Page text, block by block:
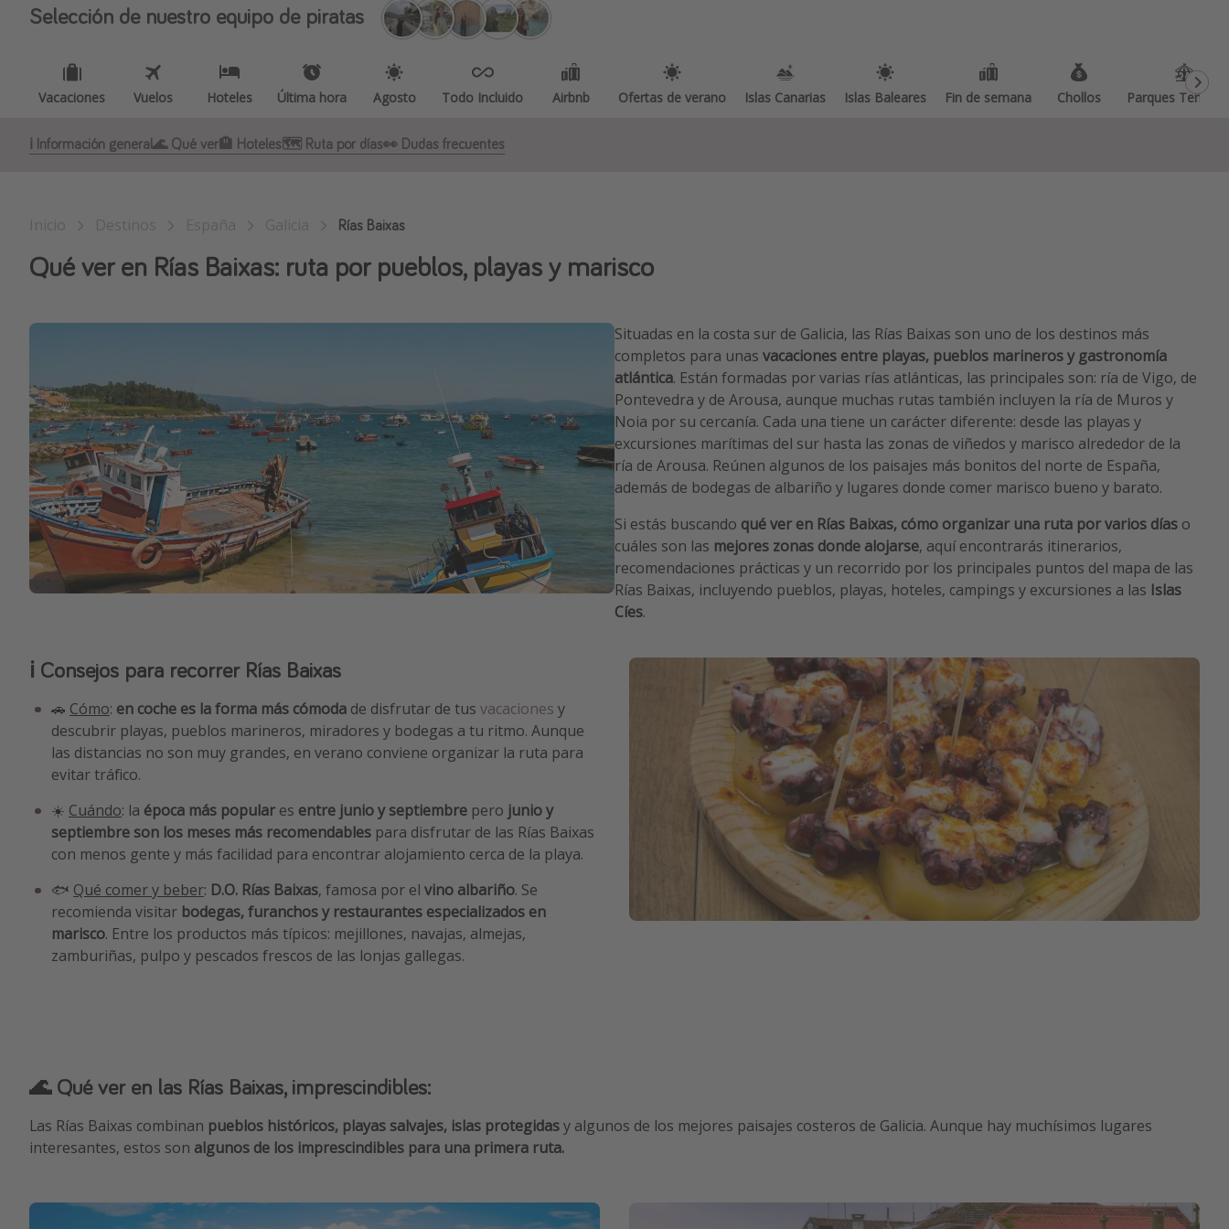
Selección de nuestro equipo de piratas
Vacaciones Vuelos Hoteles Última hora Agosto Todo Incluido Airbnb Ofertas de verano Islas Canarias Islas Baleares Fin de semana Chollos Parques
ℹ️ Información general🌊 Qué ver🏨 Hoteles🗺️ Ruta por días👀 Dudas frecuentes
Rías Baixas
Qué ver en Rías Baixas: ruta por pueblos, playas y marisco
Situadas en la costa sur de Galicia, las Rías Baixas son uno de los destinos más
completos para unas vacaciones entre playas, pueblos marineros y gastronomía
atlántica. Están formadas por varias rías atlánticas, las principales son: ría de Vigo, de
Pontevedra y de Arousa, aunque muchas rutas también incluyen la ría de Muros y
Noia por su cercanía. Cada una tiene un carácter diferente: desde las playas y
excursiones marítimas del sur hasta las zonas de viñedos y marisco alrededor de la
ría de Arousa. Reúnen algunos de los paisajes más bonitos del norte de España,
además de bodegas de albariño y lugares donde comer marisco bueno y barato.
Si estás buscando qué ver en Rías Baixas, cómo organizar una ruta por varios días o
cuáles son las mejores zonas donde alojarse, aquí encontrarás itinerarios,
recomendaciones prácticas y un recorrido por los principales puntos del mapa de las
Rías Baixas, incluyendo pueblos, playas, hoteles, campings y excursiones a las Islas
Cíes.
ℹ️ Consejos para recorrer Rías Baixas
🚗 Cómo: en coche es la forma más cómoda de disfrutar de tus vacaciones y
descubrir playas, pueblos marineros, miradores y bodegas a tu ritmo. Aunque
las distancias no son muy grandes, en verano conviene organizar la ruta para
evitar tráfico.
☀️ Cuándo: la época más popular es entre junio y septiembre pero junio y
septiembre son los meses más recomendables para disfrutar de las Rías Baixas
con menos gente y más facilidad para encontrar alojamiento cerca de la playa.
🐟 Qué comer y beber: D.O. Rías Baixas, famosa por el vino albariño. Se
recomienda visitar bodegas, furanchos y restaurantes especializados en
marisco. Entre los productos más típicos: mejillones, navajas, almejas,
zamburiñas, pulpo y pescados frescos de las lonjas gallegas.
🌊 Qué ver en las Rías Baixas, imprescindibles:
Las Rías Baixas combinan pueblos históricos, playas salvajes, islas protegidasy algunos de los mejores paisajes costeros de Galicia. Aunque hay muchísimos lugares
interesantes, estos son algunos de los imprescindibles para una primera ruta.